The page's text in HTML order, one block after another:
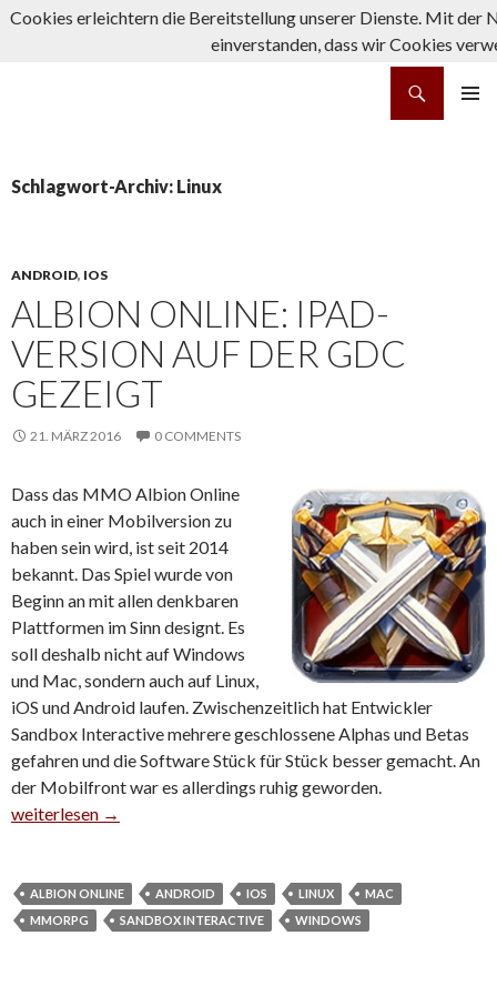
Schlagwort-Archiv: Linux
ANDROID, IOS
ALBION ONLINE: IPAD-
VERSION AUF DER GDC
GEZEIGT
21. MÄRZ 2016 0 COMMENTS
Dass das MMO Albion Online
auch in einer Mobilversion zu
haben sein wird, ist seit 2014
bekannt. Das Spiel wurde von
Beginn an mit allen denkbaren
Plattformen im Sinn designt. Es
soll deshalb nicht auf Windows
und Mac, sondern auch auf Linux,
iOS und Android laufen. Zwischenzeitlich hat Entwickler
Sandbox Interactive mehrere geschlossene Alphas und Betas
gefahren und die Software Stück für Stück besser gemacht. An
der Mobilfront war es allerdings ruhig geworden.
Albion Online: iPad-Version auf der GDC gezeigt
weiterlesen →
ALBION ONLINE ANDROID IOS LINUX
MAC
MMORPG
SANDBOX INTERACTIVE WINDOWS
Cookies erleichtern die Bereitstellung unserer Dienste. Mit der
einverstanden, dass wir Cookies